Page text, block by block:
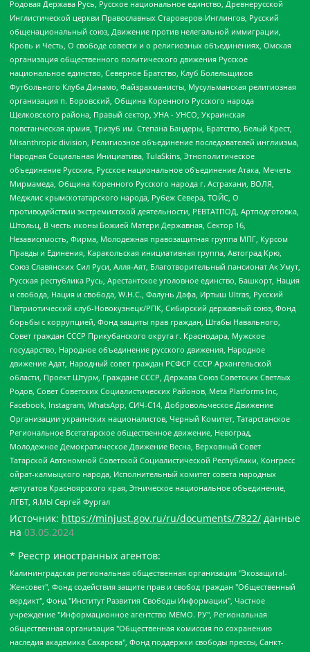
Родовая Держава Русь, Русское национальное единство, Древнерусской
Инглистической церкви Православных Староверов-Инглингов, Русский
общенациональный союз, Движение против нелегальной иммиграции,
Кровь и Честь, О свободе совести и о религиозных объединениях, Омская
организация общественного политического движения Русское
национальное единство, Северное Братство, Клуб Болельщиков
Футбольного Клуба Динамо, Файзрахманисты, Мусульманская религиозная
организация п. Боровский, Община Коренного Русского народа
Щелковского района, Правый сектор, УНА - УНСО, Украинская
повстанческая армия, Тризуб им. Степана Бандеры, Братство, Белый Крест,
Misanthropic division, Религиозное объединение последователей инглиизма,
Народная Социальная Инициатива, TulaSkins, Этнополитическое
объединение Русские, Русское национальное объединение Атака, Мечеть
Мирмамеда, Община Коренного Русского народа г. Астрахани, ВОЛЯ,
Меджлис крымскотатарского народа, Рубеж Севера, ТОЙС, О
противодействии экстремистской деятельности, РЕВТАТПОД, Артподготовка,
Штольц, В честь иконы Божией Матери Державная, Сектор 16,
Независимость, Фирма, Молодежная правозащитная группа МПГ, Курсом
Правды и Единения, Каракольская инициативная группа, Автоград Крю,
Союз Славянских Сил Руси, Алля-Аят, Благотворительный пансионат Ак Умут,
Русская республика Русь, Арестантское уголовное единство, Башкорт, Нация
и свобода, Нация и свобода, W.H.С., Фалунь Дафа, Иртыш Ultras, Русский
Патриотический клуб-Новокузнецк/РПК, Сибирский державный союз, Фонд
борьбы с коррупцией, Фонд защиты прав граждан, Штабы Навального,
Совет граждан СССР Прикубанского округа г. Краснодара, Мужское
государство, Народное объединение русского движения, Народное
движение Адат, Народный совет граждан РСФСР СССР Архангельской
области, Проект Штурм, Граждане СССР, Держава Союз Советских Светлых
Родов, Совет Советских Социалистических Районов, Meta Platforms Inc,
Facebook, Instagram, WhatsApp, СИЧ-С14, Добровольческое Движение
Организации украинских националистов, Черный Комитет, Татарстанское
Региональное Всетатарское общественное движение, Невоград,
Молодежное Демократическое Движение Весна, Верховный Совет
Татарской Автономной Советской Социалистической Республики, Конгресс
ойрат-калмыцкого народа, Исполнительный комитет совета народных
депутатов Красноярского края, Этническое национальное объединение,
ЛГБТ, Я.МЫ Сергей Фургал
Источник: https://minjust.gov.ru/ru/documents/7822/ данные
на 03.05.2024
* Реестр иностранных агентов:
Калининградская региональная общественная организация "Экозащита!-Женсовет", Фонд содействия защите прав и свобод граждан "Общественный вердикт", Фонд "Институт Развития Свободы Информации", Частное учреждение "Информационное агентство МЕМО. РУ", Региональная общественная организация "Общественная комиссия по сохранению наследия академика Сахарова", Фонд поддержки свободы прессы, Санкт-Петербургская общественная правозащитная организация "Гражданский контроль", Межрегиональная общественная организация "Информационно-просветительский центр "Мемориал", Региональный Фонд "Центр Защиты Прав Средств Массовой Информации", с 05.12.2023 Фонд "Центр Защиты Прав Средств массовой информации", Региональная общественная благотворительная организация помощи беженцам и мигрантам "Гражданское содействие", Негосударственное образовательное учреждение дополнительного профессионального образования (повышение квалификации) специалистов "АКАДЕМИЯ ПО ПРАВАМ ЧЕЛОВЕКА", Свердловская региональная общественная организация "Сутяжник", Автономная некоммерческая организация "Центр независимых социологических исследований", Союз общественных объединений "Российский исследовательский центр по правам человека", Региональное общественное учреждение научно-информационный центр "МЕМОРИАЛ", Некоммерческая организация "Фонд защиты гласности", Автономная некоммерческая организация "Институт прав человека", Городская общественная организация "Екатеринбургское общество "МЕМОРИАЛ", Городская общественная организация "Рязанское историко-просветительское и правозащитное общество "Мемориал" (Рязанский Мемориал), Челябинский региональный орган общественной самодеятельности – женское общественное объединение "Женщины Евразии", Челябинский региональный орган общественной самодеятельности "Уральская правозащитная группа", Фонд содействия защите здоровья и социальной справедливости имени Андрея Рылькова, Автономная Некоммерческая Организация "Аналитический Центр Юрия Левады", Автономная некоммерческая организация социальной поддержки населения "Проект Апрель", Региональная общественная организация помощи женщинам и детям, находящимся в кризисной ситуации "Информационно-методический центр "Анна", Фонд содействия развитию массовых коммуникаций и правовому просвещению "Так-так-Так", Фонд содействия устойчивому развитию "Серебряная тайга", Свердловский региональный общественный фонд социальных проектов "Новое время", "Idel.Реалии", Кавказ.Реалии, Крым.Реалии, Телеканал Настоящее Время, Татаро-башкирская служба Радио Свобода (Azatliq Radiosi), Радио Свободная Европа/Радио Свобода (PCE/PC), "Сибирь.Реалии", "Фактограф", Благотворительный фонд помощи осужденным и их семьям, Автономная некоммерческая организация "Институт глобализации и социальных движений", Фонд "В защиту прав заключенных", Частное учреждение "Центр поддержки и содействия развитию средств массовой информации", Пензенский региональный общественный благотворительный фонд "Гражданский союз", "Север.Реалии", Некоммерческая организация Фонд "Правовая инициатива", Общество с ограниченной ответственностью "Радио Свободная Европа/Радио Свобода", Чешское информационное агентство "MEDIUM-ORIENT", Красноярская региональная общественная организация "Мы против СПИДа", Камалягин Денис Николаевич, Маркелов Сергей Евгеньевич, Пономарев Лев Александрович, Савицкая Людмила Алексеевна, Автономная некоммерческая организация "Центр по работе с проблемой насилия "НАСИЛИЮ.НЕТ", Межрегиональный профессиональный союз работников здравоохранения "Альянс врачей", Юридическое лицо, зарегистрированное в Латвийской Республике, SIA "Medusa Project" (регистрационный номер 40103797863, дата регистрации 10.06.2014), Некоммерческая организация "Фонд по борьбе с коррупцией", Автономная некоммерческая организация "Институт права и публичной политики", Баданин Роман Сергеевич, Гликин Максим Александрович, Железнова Мария Михайловна, Лукьянова Юлия Сергеевна, Маетная Елизавета Витальевна, Маняхин Петр Борисович, Чуракова Ольга Владимировна, Ярош Юлия Петровна, Юридическое лицо "The Insider SIA", зарегистрированное в Риге, Латвийская Республика (дата регистрации 26.06.2015), являющееся администратором доменного имени интернет-издания "The Insider SIA", https://theins.ru, Постернак Алексей Евгеньевич, Рубин Михаил Аркадьевич, Анин Роман Александрович, Юридическое лицо Istories fonds, зарегистрированное в Латвийской Республике (регистрационный номер 50008295751, дата регистрации 24.02.2020), Великовский Дмитрий Александрович, Долинина Ирина Николаевна, Мароховская Алеся Алексеевна, Шлейнов Роман Юрьевич, Шмагун Олеся Валентиновна, Общество с ограниченной ответственностью "Альтаир 2021", Общество с ограниченной ответственностью "Вега 2021", Общество с ограниченной ответственностью "Главный редактор 2021", Общество с ограниченной ответственностью "Ромашки монолит", Важенков Артем Валерьевич, Ивановская областная общественная организация "Центр гендерных исследований", Гурман Юрий Альбертович, Медиапроект "ОВД-Инфо", Егоров Владимир Владимирович, Жилинский Владимир Александрович, Общество с ограниченной ответственностью "ЗП", Иванова София Юрьевна, Карезина Инна Павловна, Кильтау Екатерина Викторовна, Петров Алексей Викторович, Пискунов Сергей Евгеньевич, Смирнов Сергей Сергеевич, Тихонов Михаил Сергеевич, Общество с ограниченной ответственностью "ЖУРНАЛИСТ-ИНОСТРАННЫЙ АГЕНТ", Арапова Галина Юрьевна, Вольтская Татьяна Анатольевна, Американская компания "Mason G.E.S. Anonymous Foundation" (США), являющаяся владельцем интернет-издания https://mnews.world/, Компания "Stichting Bellingcat", зарегистрированная в Нидерландах (дата регистрации 11.07.2018), Захаров Андрей Вячеславович, Клепиковская Екатерина Дмитриевна, Общество с ограниченной ответственностью "МЕМО", Перл Роман Александрович, Симонов Евгений Алексеевич, Соловьева Елена Анатольевна, Сотников Даниил Владимирович, Сурначева Елизавета Дмитриевна, Автономная некоммерческая организация по защите прав человека и информированию населения "Якутия – Наше Мнение", Общество с ограниченной ответственностью "Москоу диджитал медиа", с 26.01.2023 Общество с ограниченной ответственностью "Чайка Белые сады", Ветошкина Валерия Валерьевна, Заговора Максим Александрович, Межрегиональное общественное движение "Российская ЛГБТ - сеть", Оленичев Максим Владимирович, Павлов Иван Юрьевич, Скворцова Елена Сергеевна, Общество с ограниченной ответственностью "Как бы инагент", Кочетков Игорь Викторович, Общество с ограниченной ответственностью "Честные выборы", Еланчик Олег Александрович, Общество с ограниченной ответственностью "Нобелевский призыв", Гималова Регина Эмилевна, Григорьев Андрей Валерьевич, Григорьева Алина Александровна, Ассоциация по содействию защите прав призывников, альтернативнослужащих и военнослужащих "Правозащитная группа "Гражданин.Армия.Право", Хисамова Регина Фаритовна, Автономная некоммерческая организация по реализации социально-правовых программ "Лилит", Дальневосточное общественное движение "Маяк", Санкт-Петербургская ЛГБТ-инициативная группа "Выход", Инициативная группа ЛГБТ+ "Реверс", Алексеев Андрей Викторович, Бекбулатова Таисия Львовна, Беляев Иван Михайлович, Владыкина Елена Сергеевна, Гельман Марат Александрович, Никульшина Вероника Юрьевна, Толоконникова Надежда Андреевна, Шендерович Виктор Анатольевич, Общество с ограниченной ответственностью "Данное сообщение", Общество с ограниченной ответственностью Издательский дом "Новая глава", Айнбиндер Александра Александровна, Московский комьюнити-центр для ЛГБТ+инициатив, Благотворительный фонд развития филантропии, Deutsche Welle (Германия, Kurt-Schumacher-Strasse 3, 53113 Bonn), Борзунова Мария Михайловна, Воробьев Виктор Викторович, Голубева Анна Львовна, Константинова Алла Михайловна, Малкова Ирина Владимировна, Мурадов Мурад Абдулгалимович, Осетинская Елизавета Николаевна, Понасенков Евгений Николаевич, Ганапольский Матвей Юрьевич, Киселев Евгений Алексеевич, Борухович Ирина Григорьевна, Дремин Иван Тимофеевич, Дубровский Дмитрий Викторович, Красноярская региональная общественная организация поддержки и развития альтернативных образовательных технологий и межкультурных коммуникаций "ИНТЕРРА", Маяковская Екатерина Алексеевна, Фейгин Марк Захарович, Филимонов Андрей Викторович, Дзугкоева Регина Николаевна, Доброхотов Роман Александрович, Дудь Юрий Александрович, Елкин Сергей Владимирович, Кругликов Кирилл Игоревич, Сабунаева Мария Леонидовна, Семенов Алексей Владимирович, Шаинян Карен Багратович, Шульман Екатерина Михайловна, Асафьев Артур Валерьевич, Вахштайн Виктор Семенович, Венедиктов Алексей Алексеевич, Лушникова Екатерина Евгеньевна, Волков Леонид Михайлович, Невзоров Александр Глебович, Пархоменко Сергей Борисович, Сироткин Ярослав Николаевич, Кара-Мурза Владимир Владимирович, Баранова Наталья Владимировна, Гозман Леонид Яковлевич, Кагарлицкий Борис Юльевич, Климарев Михаил Валерьевич, Милов Владимир Станиславович, Автономная некоммерческая организация Краснодарский центр современного искусства "Типография", Моргенштерн Алишер Тагирович, Соболь Любовь Эдуардовна, Общество с ограниченной ответственностью "ЛИЗА НОРМ", Каспаров Гарри Кимович, Ходорковский Михаил Борисович, Общество с ограниченной ответственностью "Апрельские тезисы", Данилович Ирина Брониславовна, Кашин Олег Владимирович, Петров Николай Владимирович, Пивоваров Алексей Владимирович, Соколов Михаил Владимирович, Цветкова Юлия Владимировна, Чичваркин Евгений Александрович, Комитет против пыток/Команда против пыток, Общество с ограниченной ответственностью "Первый научный", Общество с ограниченной ответственностью "Вертолет и ко", Белоцерковская Вероника Борисовна, Кац Максим Евгеньевич, Лазарева Татьяна Юрьевна, Шаведдинов Руслан Табризович, Яшин Илья Валерьевич, Общество с ограниченной ответственностью "Иноагент ААВ", Алешковский Дмитрий Петрович, Альбац Евгения Марковна, Быков Дмитрий Львович, Галямина Юлия Евгеньевна, Лойко Сергей Леонидович, Мартынов Кирилл Константинович, Медведев Сергей Александрович, Крашенинников Федор Геннадиевич, Гордеева Катерина Вл